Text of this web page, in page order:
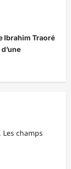
Ibrahim Traoré
Les champs